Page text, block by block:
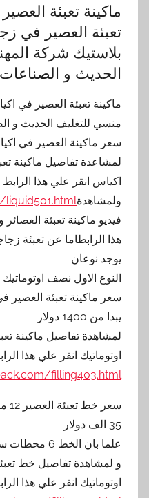
ماكينة تعبئة
تعبئة العصير في
بلاستيك شركة
الحديث و
ماكينة تعبئة العصير في
منسي للتغليف الحديث و
سعر ماكينة العصير في اكياس يبدا
لمشاعدة تفاصيل ماكينة
اكياس انقر علي هذا الرابط
ولمشاهدة
فيديو ماكينة تعبئة
هذا الرابطاما عن تعبئة
يوجد نوعان
النوع الاول نصف اوتوماتيك
سعر ماكينة تعبئة
يبدا من 1400 دولار
لمشاهدة تفاصيل ماكينة
اوتوماتيك انقر علي هذا
filling403.html
35 الف دولار
علما بان الخط 6 محطات سعره يبدا من 25 الف دولار
و لمشاهدة تفاصيل خط
اوتوماتيك انقر علي هذا